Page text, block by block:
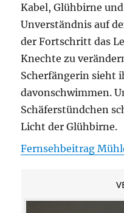
Kabel, Glühbirne
Unverständnis auf
der Fortschritt das
Knechte zu
Scherfängerin sieht
davonschwimmen.
Schäferstündchen
Licht der Glühbirne.
Fernsehbeitrag